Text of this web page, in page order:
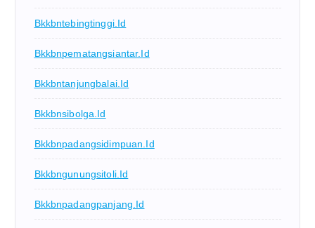
Bkkbntebingtinggi.id
Bkkbnpematangsiantar.id
Bkkbntanjungbalai.id
Bkkbnsibolga.id
Bkkbnpadangsidimpuan.id
Bkkbngunungsitoli.id
Bkkbnpadangpanjang.id